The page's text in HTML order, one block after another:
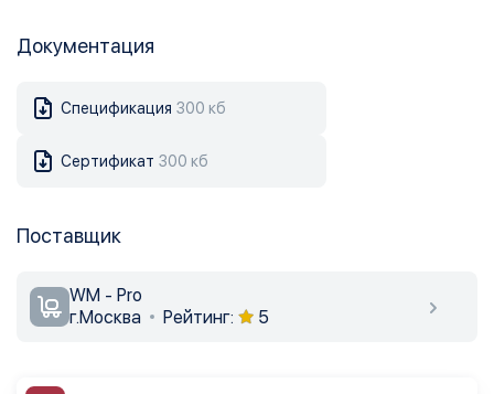
Документация
Спецификация 300 кб
Сертификат 300 кб
Поставщик
WM - Pro
г.Москва
Рейтинг: 5